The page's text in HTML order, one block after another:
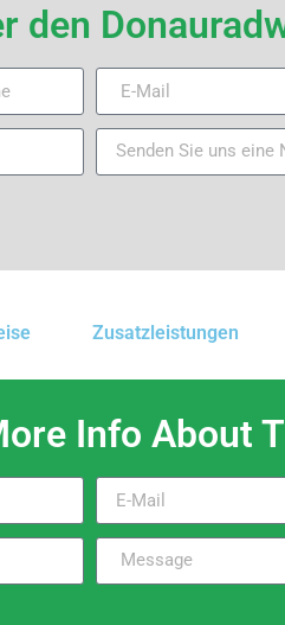
den
Zusatzleistungen
Info About